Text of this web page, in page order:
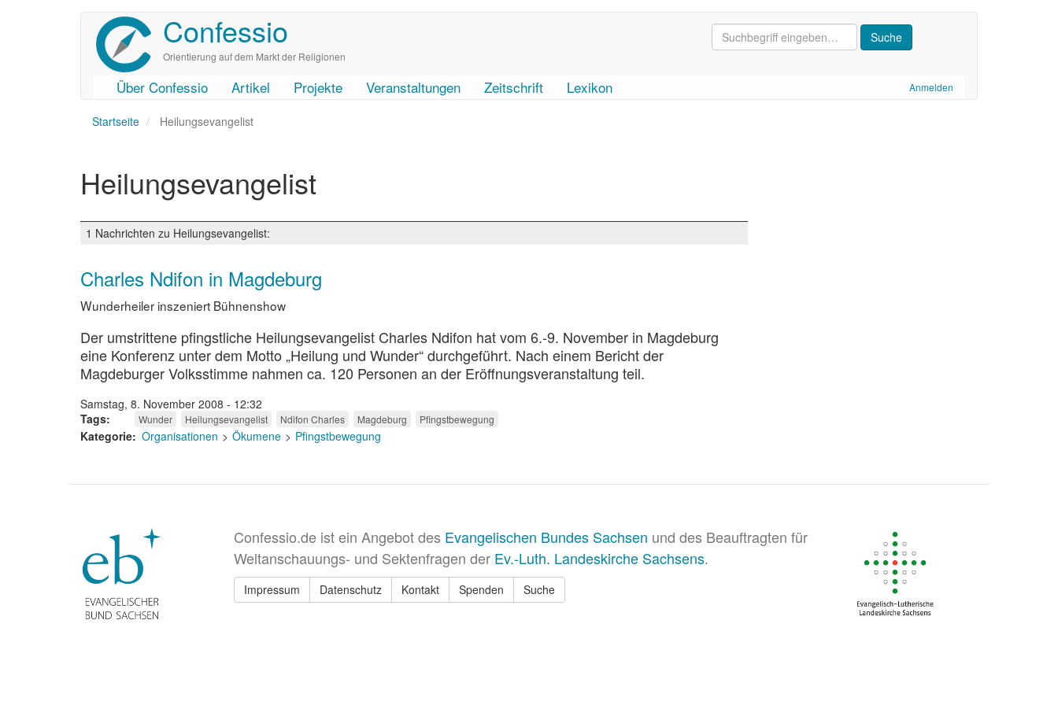
Confessio
Orientierung auf dem Markt der Religionen
User
account
Anmelden
Main
navigation
Über Confessio Artikel Projekte Veranstaltungen Zeitschrift Lexikon
Startseite Heilungsevangelist
Heilungsevangelist
1 Nachrichten zu Heilungsevangelist:
Charles Ndifon in Magdeburg
Wunderheiler inszeniert Bühnenshow
Der umstrittene pfingstliche Heilungsevangelist Charles Ndifon hat vom 6.-9. November in Magdeburg
eine Konferenz unter dem Motto „Heilung und Wunder“ durchgeführt. Nach einem Bericht der
Magdeburger Volksstimme nahmen ca. 120 Personen an der Eröffnungsveranstaltung teil.
Samstag, 8. November 2008 - 12:32
Tags
Wunder Heilungsevangelist Ndifon Charles Magdeburg Pfingstbewegung
Kategorie Organisationen Ökumene Pfingstbewegung
Confessio.de ist ein Angebot des Evangelischen Bundes Sachsen und des Beauftragten für
Weltanschauungs- und Sektenfragen der Ev.-Luth. Landeskirche Sachsens.
Impressum Datenschutz Kontakt Spenden Suche